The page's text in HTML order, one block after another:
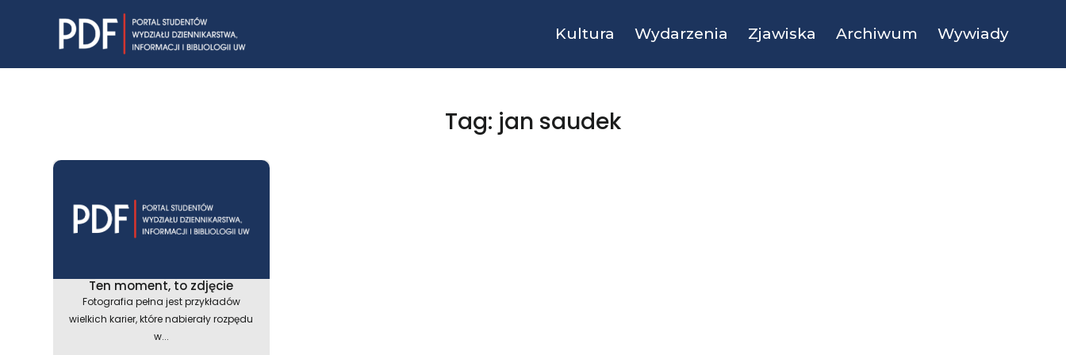
Kultura Wydarzenia Zjawiska Archiwum Wywiady
Tag: jan saudek
Ten moment, to zdjęcie
Fotografia pełna jest przykładów
wielkich karier, które nabierały rozpędu
w...